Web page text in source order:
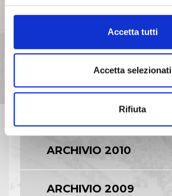
Accetta tutti
Accetta selezionati
Rifiuta
ARCHIVIO 2013
ARCHIVIO 2012
ARCHIVIO 2011
ARCHIVIO 2010
ARCHIVIO 2009